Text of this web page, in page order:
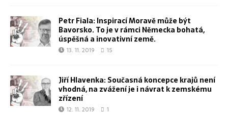
Petr Fiala: Inspirací Moravě může být
Bavorsko. To je v rámci Německa bohatá,
úspěšná a inovativní země.
13. 11. 2019 15
Jiří Hlavenka: Současná koncepce krajů není
vhodná, na zvážení je i návrat k zemskému
zřízení
12. 11. 2019 1